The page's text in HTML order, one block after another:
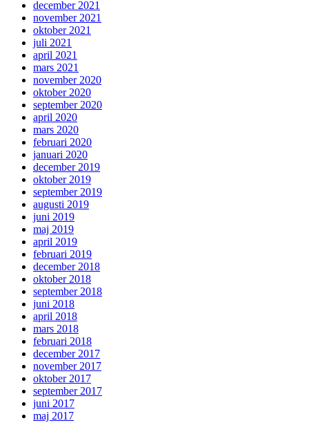
december 2021
november 2021
oktober 2021
juli 2021
april 2021
mars 2021
november 2020
oktober 2020
september 2020
april 2020
mars 2020
februari 2020
januari 2020
december 2019
oktober 2019
september 2019
augusti 2019
juni 2019
maj 2019
april 2019
februari 2019
december 2018
oktober 2018
september 2018
juni 2018
april 2018
mars 2018
februari 2018
december 2017
november 2017
oktober 2017
september 2017
juni 2017
maj 2017